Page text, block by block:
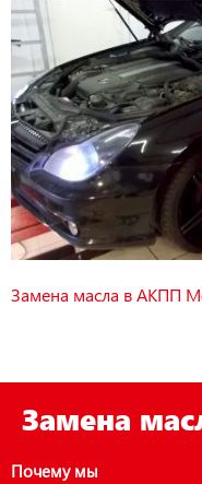
Замена масла в АКПП
Замена
Почему мы